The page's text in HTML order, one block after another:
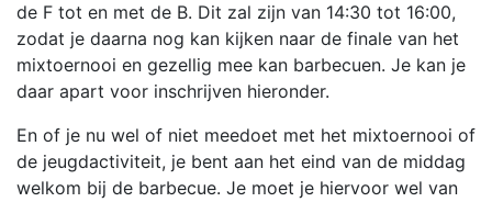
de F tot en met de B. Dit zal zijn van 14:30 tot 16:00,
zodat je daarna nog kan kijken naar de finale van het
mixtoernooi en gezellig mee kan barbecuen. Je kan je
daar apart voor inschrijven hieronder.
En of je nu wel of niet meedoet met het mixtoernooi of
de jeugdactiviteit, je bent aan het eind van de middag
welkom bij de barbecue. Je moet je hiervoor wel van